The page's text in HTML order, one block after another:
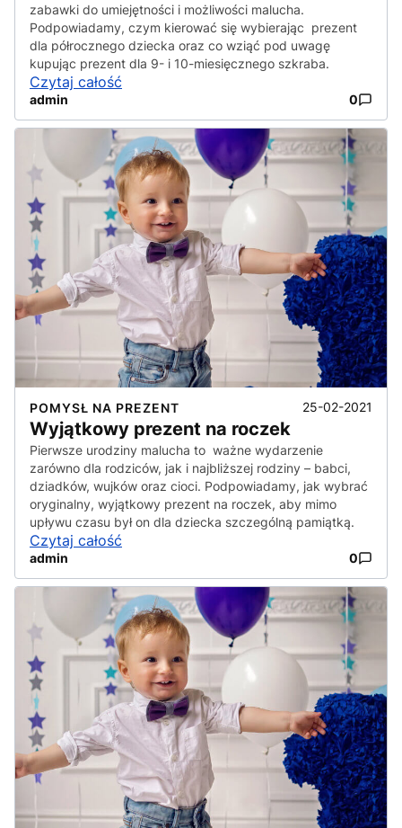
zabawki do umiejętności i możliwości malucha.
Podpowiadamy, czym kierować się wybierając prezent
dla półrocznego dziecka oraz co wziąć pod uwagę
kupując prezent dla 9- i 10-miesięcznego szkraba.
Czytaj całość
admin 0
POMYSŁ NA PREZENT 25-02-2021
Wyjątkowy prezent na roczek
Pierwsze urodziny malucha to ważne wydarzenie
zarówno dla rodziców, jak i najbliższej rodziny – babci,
dziadków, wujków oraz cioci. Podpowiadamy, jak wybrać
oryginalny, wyjątkowy prezent na roczek, aby mimo
upływu czasu był on dla dziecka szczególną pamiątką.
Czytaj całość
admin 0